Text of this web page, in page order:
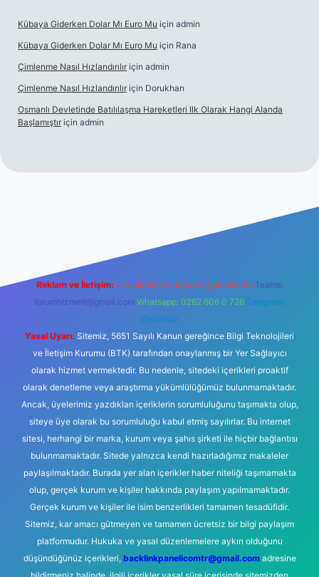
Kübaya Giderken Dolar Mı Euro Mu için admin
Kübaya Giderken Dolar Mı Euro Mu için Rana
Çimlenme Nasıl Hızlandırılır için admin
Çimlenme Nasıl Hızlandırılır için Dorukhan
Osmanlı Devletinde Batılılaşma Hareketleri Ilk Olarak Hangi Alanda
Başlamıştır için admin
Reklam ve İletişim: E-mail: backlinkpaneli@gmail.com Teams:
forumhizmeti@gmail.com Whatsapp: 0262 606 0 726 Telegram:
@karabul
Yasal Uyarı: Sitemiz, 5651 Sayılı Kanun gereğince Bilgi Teknolojileri
ve İletişim Kurumu (BTK) tarafından onaylanmış bir Yer Sağlayıcı
olarak hizmet vermektedir. Bu nedenle, sitedeki içerikleri proaktif
olarak denetleme veya araştırma yükümlülüğümüz bulunmamaktadır.
Ancak, üyelerimiz yazdıkları içeriklerin sorumluluğunu taşımakta olup,
siteye üye olarak bu sorumluluğu kabul etmiş sayılırlar. Bu internet
sitesi, herhangi bir marka, kurum veya şahıs şirketi ile hiçbir bağlantısı
bulunmamaktadır. Sitede yalnızca kendi hazırladığımız makaleler
paylaşılmaktadır. Burada yer alan içerikler haber niteliği taşımamakta
olup, gerçek kurum ve kişiler hakkında paylaşım yapılmamaktadır.
Gerçek kurum ve kişiler ile isim benzerlikleri tamamen tesadüfidir.
Sitemiz, kar amacı gütmeyen ve tamamen ücretsiz bir bilgi paylaşım
platformudur. Hukuka ve yasal düzenlemelere aykırı olduğunu
düşündüğünüz içerikleri, backlinkpanelicomtr@gmail.comadresine